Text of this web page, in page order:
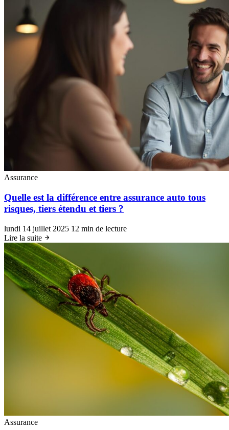
Assurance
Quelle est la différence entre assurance auto tous
risques, tiers étendu et tiers ?
lundi 14 juillet 2025 12 min de lecture
Lire la suite
Assurance